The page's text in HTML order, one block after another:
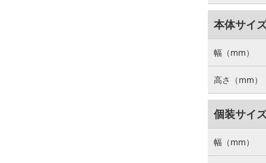
本体サイ
幅（mm）
高さ（mm）
個装サイ
幅（mm）